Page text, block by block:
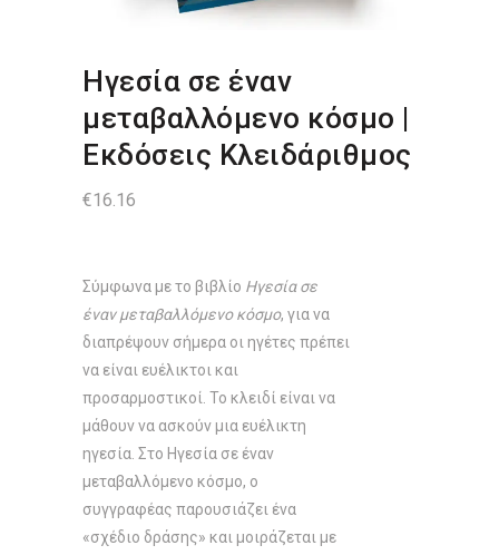
Ηγεσία σε έναν
μεταβαλλόμενο κόσμο |
Εκδόσεις Κλειδάριθμος
€16.16
Σύμφωνα με το βιβλίο Ηγεσία σε
έναν μεταβαλλόμενο κόσμο, για να
διαπρέψουν σήμερα οι ηγέτες πρέπει
να είναι ευέλικτοι και
προσαρμοστικοί. Το κλειδί είναι να
μάθουν να ασκούν μια ευέλικτη
ηγεσία. Στο Ηγεσία σε έναν
μεταβαλλόμενο κόσμο, ο
συγγραφέας παρουσιάζει ένα
«σχέδιο δράσης» και μοιράζεται με